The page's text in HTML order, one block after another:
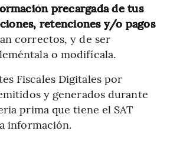
precargada de tus
retenciones y/o pagos
correctos, y de ser
o modifícala.
Fiscales Digitales por
y generados durante
prima que tiene el SAT
información.